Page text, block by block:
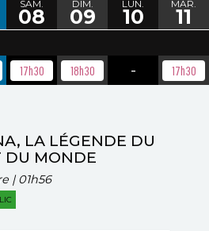
SAM.
08
DIM.
09
LUN.
10
MAR.
11
17h30 18h30 - 17h30
LA LÉGENDE DU
DU MONDE
| 01h56